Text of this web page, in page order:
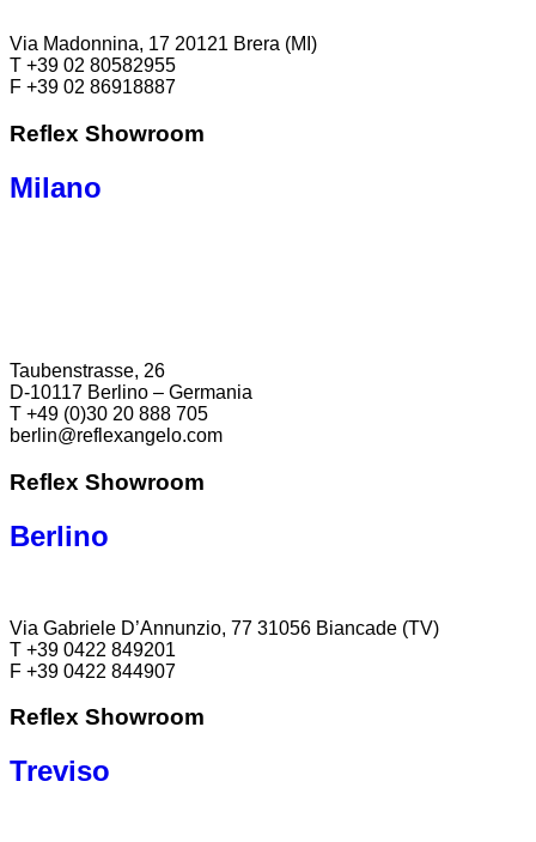
Via Madonnina, 17 20121 Brera (MI)
T +39 02 80582955
F +39 02 86918887
Reflex Showroom
Milano
Taubenstrasse, 26
D-10117 Berlino – Germania
T +49 (0)30 20 888 705
berlin@reflexangelo.com
Reflex Showroom
Berlino
Via Gabriele D’Annunzio, 77 31056 Biancade (TV)
T +39 0422 849201
F +39 0422 844907
Reflex Showroom
Treviso